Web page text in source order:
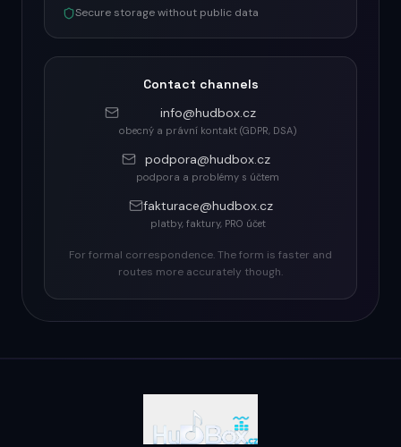
Secure storage without public data
Contact channels
info@hudbox.cz
obecný a právní kontakt (GDPR, DSA)
podpora@hudbox.cz
podpora a problémy s účtem
fakturace@hudbox.cz
platby, faktury, PRO účet
For formal correspondence. The form is faster and
routes more accurately though.